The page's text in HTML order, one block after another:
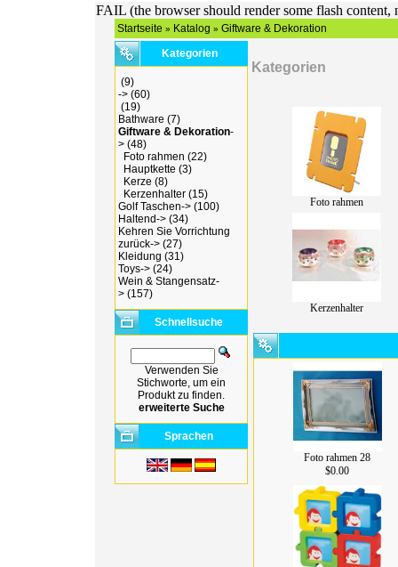
FAIL (the browser should render some flash content,
Startseite » Katalog » Giftware & Dekoration
Kategorien
(9)
-> (60)
(19)
Bathware (7)
Giftware & Dekoration-
> (48)
Foto rahmen (22)
Hauptkette (3)
Kerze (8)
Kerzenhalter (15)
Golf Taschen-> (100)
Haltend-> (34)
Kehren Sie Vorrichtung
zurück-> (27)
Kleidung (31)
Toys-> (24)
Wein & Stangensatz-
> (157)
Schnellsuche
Verwenden Sie
Stichworte, um ein
Produkt zu finden.
erweiterte Suche
Sprachen
Kategorien
Foto rahmen
Kerzenhalter
Foto rahmen 28
$0.00